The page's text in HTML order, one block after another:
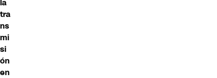
la
tra
ns
mi
si
ón
en